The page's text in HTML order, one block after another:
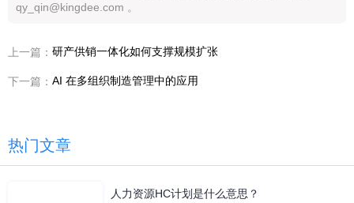
qy_qin@kingdee.com 。
上一篇： 研产供销一体化如何支撑规模扩张
下一篇： AI 在多组织制造管理中的应用
热门文章
人力资源HC计划是什么意思？